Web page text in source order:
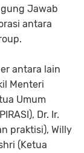
Jawab
antara
antara lain
Menteri
Umum
Dr. Ir.
praktisi), Willy
(Ketua